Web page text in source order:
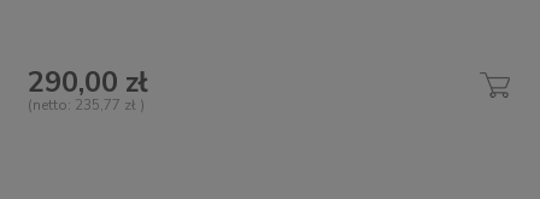
290,00 zł
(netto: 235,77 zł )